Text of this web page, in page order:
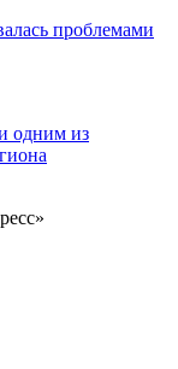
проблемами
одним из